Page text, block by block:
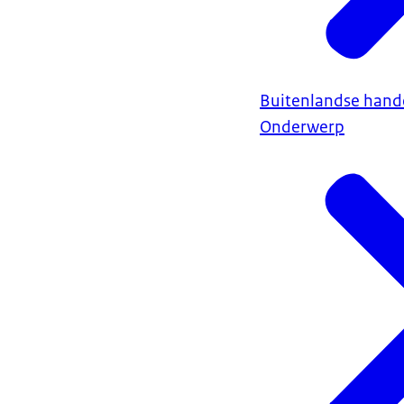
Buitenlandse
Onderwerp